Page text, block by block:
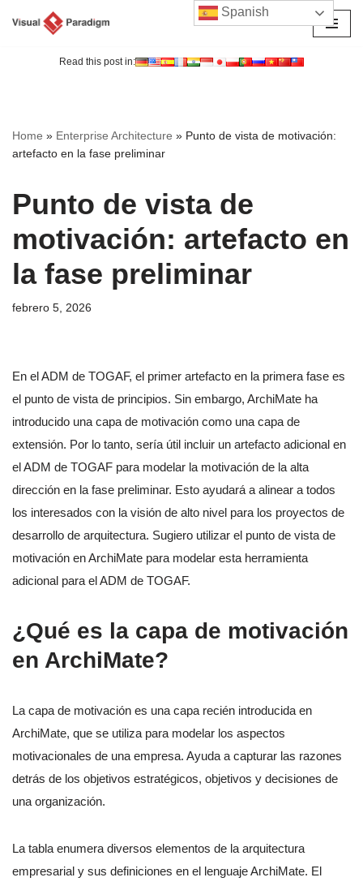
Read this post in:
Home » Enterprise Architecture » Punto de vista de motivación:
artefacto en la fase preliminar
Punto de vista de
motivación: artefacto en
la fase preliminar
febrero 5, 2026
En el ADM de TOGAF, el primer artefacto en la primera fase es
el punto de vista de principios. Sin embargo, ArchiMate ha
introducido una capa de motivación como una capa de
extensión. Por lo tanto, sería útil incluir un artefacto adicional en
el ADM de TOGAF para modelar la motivación de la alta
dirección en la fase preliminar. Esto ayudará a alinear a todos
los interesados con la visión de alto nivel para los proyectos de
desarrollo de arquitectura. Sugiero utilizar el punto de vista de
motivación en ArchiMate para modelar esta herramienta
adicional para el ADM de TOGAF.
¿Qué es la capa de motivación
en ArchiMate?
La capa de motivación es una capa recién introducida en
ArchiMate, que se utiliza para modelar los aspectos
motivacionales de una empresa. Ayuda a capturar las razones
detrás de los objetivos estratégicos, objetivos y decisiones de
una organización.
La tabla enumera diversos elementos de la arquitectura
empresarial y sus definiciones en el lenguaje ArchiMate. El
Spanish